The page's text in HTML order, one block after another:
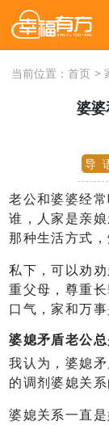
当前位置： 首页 >
婆
导
老公和婆婆经
谁，人家是亲
那种生活方式，
私下，可以劝
重父母，尊重
口气，家和万事
婆媳矛盾老公
我认为，婆媳
的调剂婆媳关系
婆媳关系一直